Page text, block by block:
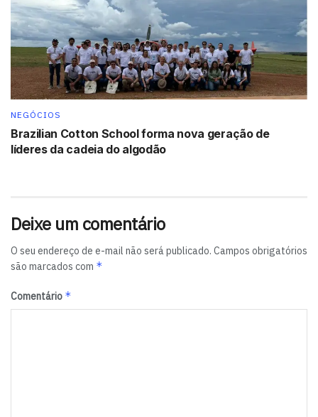
NEGÓCIOS
Brazilian Cotton School forma nova geração de
líderes da cadeia do algodão
Deixe um comentário
O seu endereço de e-mail não será publicado. Campos obrigatórios
são marcados com *
Comentário *